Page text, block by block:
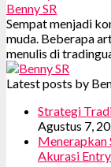
Benny SR
Sempat menjadi
muda. Beberapa
menulis di
Latest posts by
Strategi
Agustus 7,
Menerapkan
Akurasi Entry